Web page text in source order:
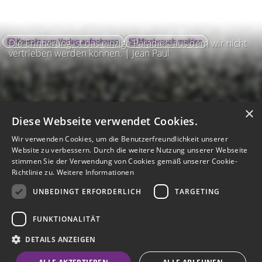
Die Erinnerung ist das einzige Paradies, aus dem wir nicht
vertrieben werden können. | Jean Paul
Kontakt zum Verlag aufnehmen Missbrauch melden
Barrierefreiheit
Barriere melden
c
m
K
Kontrastmodus aktivieren
Hilfe
eigenes Gedenkportal erstellen
Vertrag widerrufen
×
Diese Webseite verwendet Cookies.
Wir verwenden Cookies, um die Benutzerfreundlichkeit unserer
Website zu verbessern. Durch die weitere Nutzung unserer Webseite
stimmen Sie der Verwendung von Cookies gemäß unserer Cookie-
Richtlinie zu. Weitere Informationen
UNBEDINGT ERFORDERLICH
TARGETING
FUNKTIONALITÄT
DETAILS ANZEIGEN